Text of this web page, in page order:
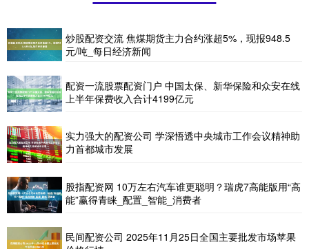
炒股配资交流 焦煤期货主力合约涨超5%，现报948.5
元/吨_每日经济新闻
配资一流股票配资门户 中国太保、新华保险和众安在线
上半年保费收入合计4199亿元
实力强大的配资公司 学深悟透中央城市工作会议精神助
力首都城市发展
股指配资网 10万左右汽车谁更聪明？瑞虎7高能版用“高
能”赢得青睐_配置_智能_消费者
民间配资公司 2025年11月25日全国主要批发市场苹果